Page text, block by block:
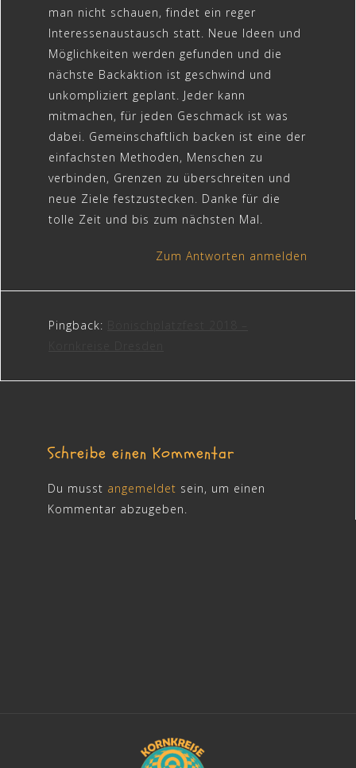
man nicht schauen, findet ein reger
Interessenaustausch statt. Neue Ideen und
Möglichkeiten werden gefunden und die
nächste Backaktion ist geschwind und
unkompliziert geplant. Jeder kann
mitmachen, für jeden Geschmack ist was
dabei. Gemeinschaftlich backen ist eine der
einfachsten Methoden, Menschen zu
verbinden, Grenzen zu überschreiten und
neue Ziele festzustecken. Danke für die
tolle Zeit und bis zum nächsten Mal.
Zum Antworten anmelden
Pingback:
Schreibe einen Kommentar
Du musst angemeldet sein, um einen
Kommentar abzugeben.